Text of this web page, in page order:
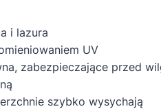
i lazura
UV
zabezpieczające przed
szybko wysychają